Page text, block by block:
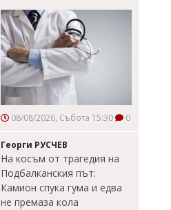
08/08/2026, Събота 15:30 0
Георги РУСЧЕВ
На косъм от трагедия на
Подбалканския път:
Камион спука гума и едва
не премаза кола